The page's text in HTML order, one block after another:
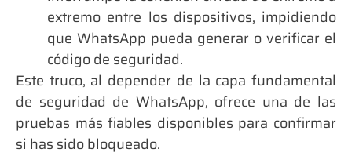
extremo entre los dispositivos, impidiendo
que WhatsApp pueda generar o verificar el
código de seguridad.
Este truco, al depender de la capa fundamental
de seguridad de WhatsApp, ofrece una de las
pruebas más fiables disponibles para confirmar
si has sido bloqueado.